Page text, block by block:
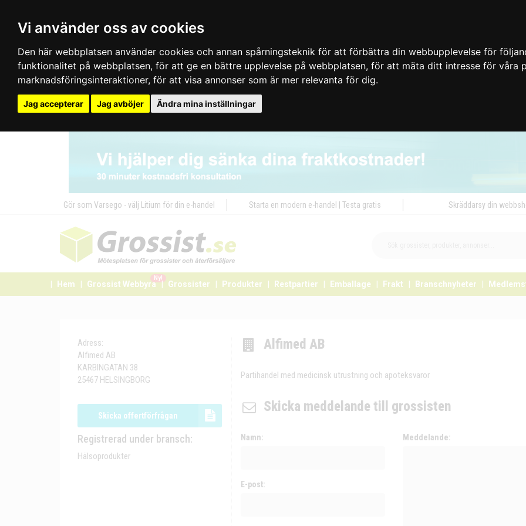
Vi använder oss av cookies
Den här webbplatsen använder cookies och annan spårningsteknik för att förbättra din webbupplevelse för
funktionalitet på webbplatsen, för att ge en bättre upplevelse på webbplatsen, för att mäta ditt intresse för våra
marknadsföringsinteraktioner, för att visa annonser som är mer relevanta för dig.
Jag accepterar Jag avböjer Ändra mina inställningar
Gör som Varsego - välj Litium för din e-handel Starta en modern e-handel | Testa gratis Skräddarsy din
Hem Grossist Webbyrå
Ny!
Grossister Produkter Restpartier Emballage Frakt Branschnyheter
Adress:
Alfimed AB
KARBINGATAN 38
25467 HELSINGBORG
Skicka offertförfrågan
Registrerad under bransch:
Hälsoprodukter
Alfimed AB
Partihandel med medicinsk utrustning och apoteksvaror
Skicka meddelande till grossisten
Namn:
E-post:
Meddelande: